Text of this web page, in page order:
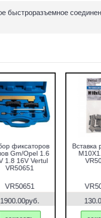
быстроразъемное
TFSI
Набор фрез для
восстановления
гнёзд дизельных
VR50337
2670.00руб.